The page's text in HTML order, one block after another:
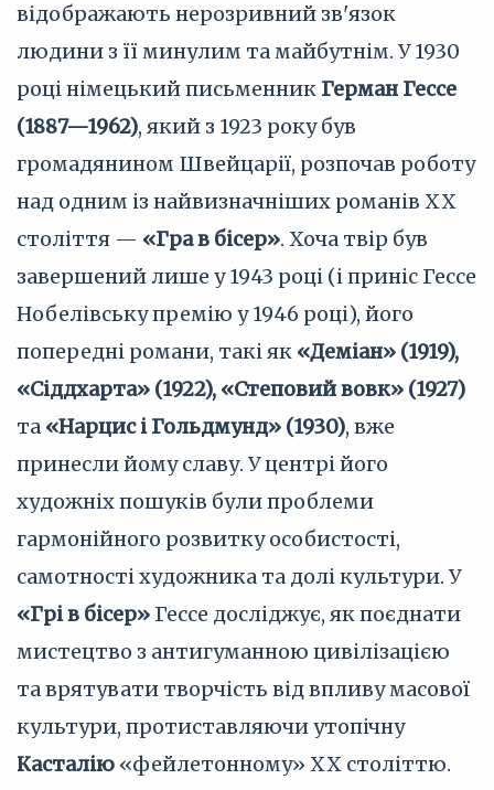
відображають нерозривний зв'язок
людини з її минулим та майбутнім. У 1930
році німецький письменник Герман Гессе
(1887—1962), який з 1923 року був
громадянином Швейцарії, розпочав роботу
над одним із найвизначніших романів XX
століття — «Гра в бісер». Хоча твір був
завершений лише у 1943 році (і приніс Гессе
Нобелівську премію у 1946 році), його
попередні романи, такі як «Деміан» (1919),
«Сіддхарта» (1922), «Степовий вовк» (1927)
та «Нарцис і Гольдмунд» (1930), вже
принесли йому славу. У центрі його
художніх пошуків були проблеми
гармонійного розвитку особистості,
самотності художника та долі культури. У
«Грі в бісер» Гессе досліджує, як поєднати
мистецтво з антигуманною цивілізацією
та врятувати творчість від впливу масової
культури, протиставляючи утопічну
Касталію «фейлетонному» XX століттю.